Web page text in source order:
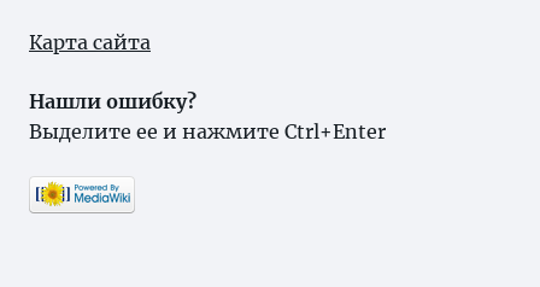
Карта сайта
Нашли ошибку?
Выделите ее и нажмите Ctrl+Enter